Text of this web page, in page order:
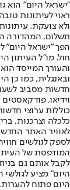
"ישראל היום" הוא
ראוי לעיתונות
ולא צועקת.
הפך "ישראל היום"
חול. מו"ל העיתון
והעורך המייסד
חדשות מסביב
וידיאו,
כוללות ערוצי
לאוויר האתר
לספק לגולשים
המודפסת של
לקבל אותם גם
היום" מציע
היום פתוח